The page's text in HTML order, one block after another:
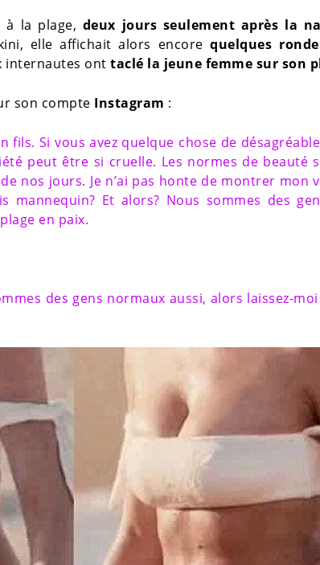
à la plage, deux jours seulement après la
elle affichait alors encorequelques
internautes ont taclé la jeune femme sur son
son compte Instagram :
fils. Si vous avez quelque chose de
peut être si cruelle. Les normes de beauté
nos jours. Je n’ai pas honte de montrer mon
mannequin? Et alors? Nous sommes des
en paix.
des gens normaux aussi, alors laissez-